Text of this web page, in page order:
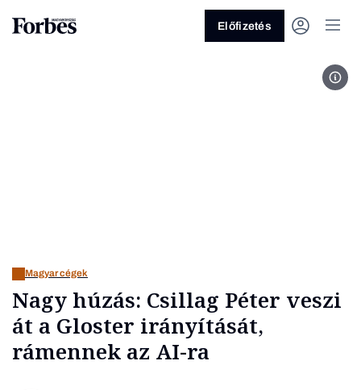
Üzlet
Előfizetés
Magyar cégek
Nagy húzás: Csillag Péter veszi
át a Gloster irányítását,
rámennek az AI-ra